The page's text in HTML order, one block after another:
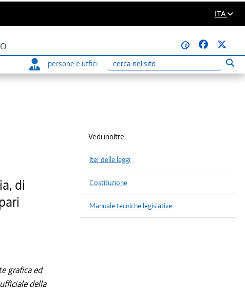
ITA
@
persone e uffici
Ricerca
di
grafica ed
della
Vedi inoltre
Iter delle leggi
Costituzione
Manuale tecniche legislative